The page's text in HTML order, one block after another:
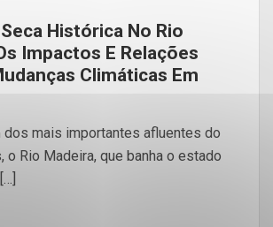
Histórica No Rio
Impactos E Relações
Climáticas Em
dos mais importantes afluentes do
o Rio Madeira, que banha o estado